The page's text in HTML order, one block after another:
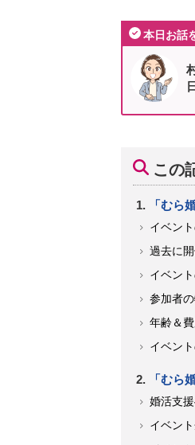
本日お話
この
「むら
イベン
過去に
イベン
参加者
年齢＆
イベン
「むら
婚活支
イベン